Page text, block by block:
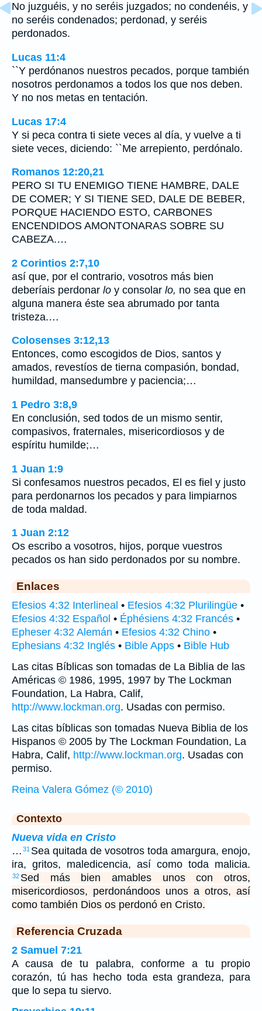
No juzguéis, y no seréis juzgados; no condenéis, y
no seréis condenados; perdonad, y seréis
perdonados.
Lucas 11:4
``Y perdónanos nuestros pecados, porque también
nosotros perdonamos a todos los que nos deben.
Y no nos metas en tentación.
Lucas 17:4
Y si peca contra ti siete veces al día, y vuelve a ti
siete veces, diciendo: ``Me arrepiento, perdónalo.
Romanos 12:20,21
PERO SI TU ENEMIGO TIENE HAMBRE, DALE
DE COMER; Y SI TIENE SED, DALE DE BEBER,
PORQUE HACIENDO ESTO, CARBONES
ENCENDIDOS AMONTONARAS SOBRE SU
CABEZA.…
2 Corintios 2:7,10
así que, por el contrario, vosotros más bien
deberíais perdonar lo y consolar lo, no sea que en
alguna manera éste sea abrumado por tanta
tristeza.…
Colosenses 3:12,13
Entonces, como escogidos de Dios, santos y
amados, revestíos de tierna compasión, bondad,
humildad, mansedumbre y paciencia;…
1 Pedro 3:8,9
En conclusión, sed todos de un mismo sentir,
compasivos, fraternales, misericordiosos y de
espíritu humilde;…
1 Juan 1:9
Si confesamos nuestros pecados, El es fiel y justo
para perdonarnos los pecados y para limpiarnos
de toda maldad.
1 Juan 2:12
Os escribo a vosotros, hijos, porque vuestros
pecados os han sido perdonados por su nombre.
Enlaces
Efesios 4:32 Interlineal • Efesios 4:32 Plurilingüe •
Efesios 4:32 Español • Éphésiens 4:32 Francés •
Epheser 4:32 Alemán • Efesios 4:32 Chino •
Ephesians 4:32 Inglés • Bible Apps • Bible Hub
Las citas Bíblicas son tomadas de La Biblia de las
Américas © 1986, 1995, 1997 by The Lockman
Foundation, La Habra, Calif,
http://www.lockman.org. Usadas con permiso.
Las citas bíblicas son tomadas Nueva Biblia de los
Hispanos © 2005 by The Lockman Foundation, La
Habra, Calif, http://www.lockman.org. Usadas con
permiso.
Reina Valera Gómez (© 2010)
Contexto
Nueva vida en Cristo
… 31 Sea quitada de vosotros toda amargura, enojo,
ira, gritos, maledicencia, así como toda malicia.
32 Sed más bien amables unos con otros,
misericordiosos, perdonándoos unos a otros, así
como también Dios os perdonó en Cristo.
Referencia Cruzada
2 Samuel 7:21
A causa de tu palabra, conforme a tu propio
corazón, tú has hecho toda esta grandeza, para
que lo sepa tu siervo.